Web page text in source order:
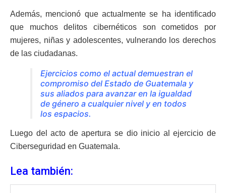
Además, mencionó que actualmente se ha identificado
que muchos delitos cibernéticos son cometidos por
mujeres, niñas y adolescentes, vulnerando los derechos
de las ciudadanas.
Ejercicios como el actual demuestran el
compromiso del Estado de Guatemala y
sus aliados para avanzar en la igualdad
de género a cualquier nivel y en todos
los espacios.
Luego del acto de apertura se dio inicio al ejercicio de
Ciberseguridad en Guatemala.
Lea también: